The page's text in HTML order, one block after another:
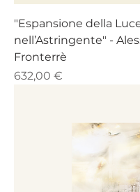
"Espansione della
nell’Astringente" -
Fronterrè
Prezzo
632,00 €